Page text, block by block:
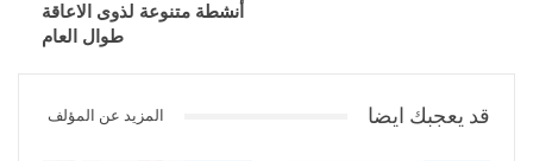
أنشطة متنوعة لذوى الاعاقة
طوال العام
قد يعجبك ايضا المزيد عن المؤلف